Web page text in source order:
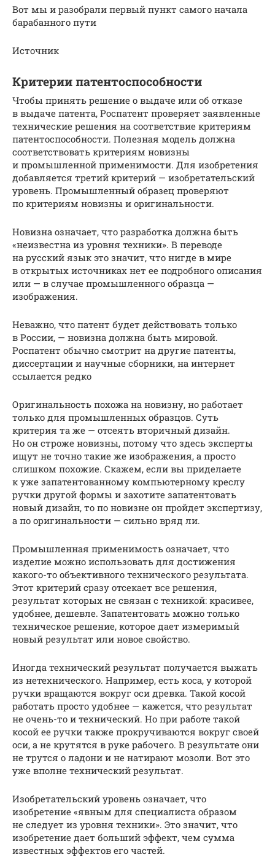
Вот мы и разобрали первый пункт самого начала
барабанного пути
Источник
Критерии патентоспособности
Чтобы принять решение о выдаче или об отказе
в выдаче патента, Роспатент проверяет заявленные
технические решения на соответствие критериям
патентоспособности. Полезная модель должна
соответствовать критериям новизны
и промышленной применимости. Для изобретения
добавляется третий критерий — изобретательский
уровень. Промышленный образец проверяют
по критериям новизны и оригинальности.
Новизна означает, что разработка должна быть
«неизвестна из уровня техники». В переводе
на русский язык это значит, что нигде в мире
в открытых источниках нет ее подробного описания
или — в случае промышленного образца —
изображения.
Неважно, что патент будет действовать только
в России, — новизна должна быть мировой.
Роспатент обычно смотрит на другие патенты,
диссертации и научные сборники, на интернет
ссылается редко
Оригинальность похожа на новизну, но работает
только для промышленных образцов. Суть
критерия та же — отсеять вторичный дизайн.
Но он строже новизны, потому что здесь эксперты
ищут не точно такие же изображения, а просто
слишком похожие. Скажем, если вы приделаете
к уже запатентованному компьютерному креслу
ручки другой формы и захотите запатентовать
новый дизайн, то по новизне он пройдет экспертизу,
а по оригинальности — сильно вряд ли.
Промышленная применимость означает, что
изделие можно использовать для достижения
какого-то объективного технического результата.
Этот критерий сразу отсекает все решения,
результат которых не связан с техникой: красивее,
удобнее, дешевле. Запатентовать можно только
техническое решение, которое дает измеримый
новый результат или новое свойство.
Иногда технический результат получается выжать
из нетехнического. Например, есть коса, у которой
ручки вращаются вокруг оси древка. Такой косой
работать просто удобнее — кажется, что результат
не очень-то и технический. Но при работе такой
косой ее ручки также прокручиваются вокруг своей
оси, а не крутятся в руке рабочего. В результате они
не трутся о ладони и не натирают мозоли. Вот это
уже вполне технический результат.
Изобретательский уровень означает, что
изобретение «явным для специалиста образом
не следует из уровня техники». Это значит, что
изобретение дает больший эффект, чем сумма
известных эффектов его частей.